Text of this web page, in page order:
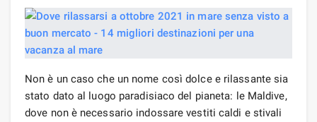
Non è un caso che un nome così dolce e rilassante sia
stato dato al luogo paradisiaco del pianeta: le Maldive,
dove non è necessario indossare vestiti caldi e stivali